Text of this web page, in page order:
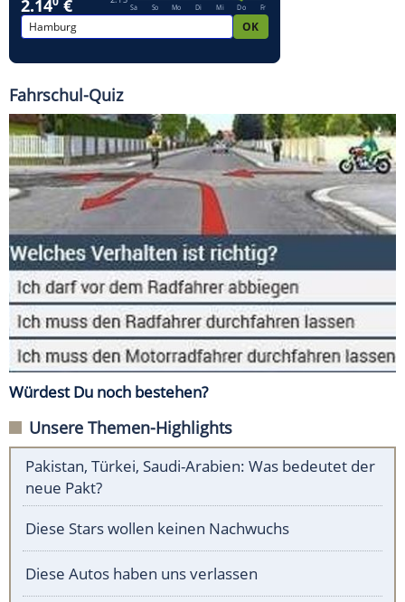
Fahrschul-Quiz
Würdest Du noch bestehen?
Unsere Themen-Highlights
Pakistan, Türkei, Saudi-Arabien: Was bedeutet der
neue Pakt?
Diese Stars wollen keinen Nachwuchs
Diese Autos haben uns verlassen